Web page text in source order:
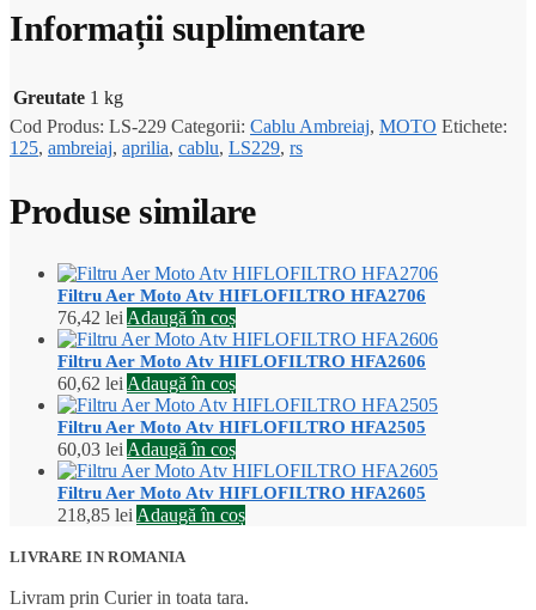
Informații suplimentare
Greutate 1 kg
Cod Produs: LS-229 Categorii: Cablu Ambreiaj, MOTO Etichete:
125, ambreiaj, aprilia, cablu, LS229, rs
Produse similare
Filtru Aer Moto Atv HIFLOFILTRO HFA2706
76,42 lei Adaugă în coș
Filtru Aer Moto Atv HIFLOFILTRO HFA2606
60,62 lei Adaugă în coș
Filtru Aer Moto Atv HIFLOFILTRO HFA2505
60,03 lei Adaugă în coș
Filtru Aer Moto Atv HIFLOFILTRO HFA2605
218,85 lei Adaugă în coș
LIVRARE IN ROMANIA
Livram prin Curier in toata tara.